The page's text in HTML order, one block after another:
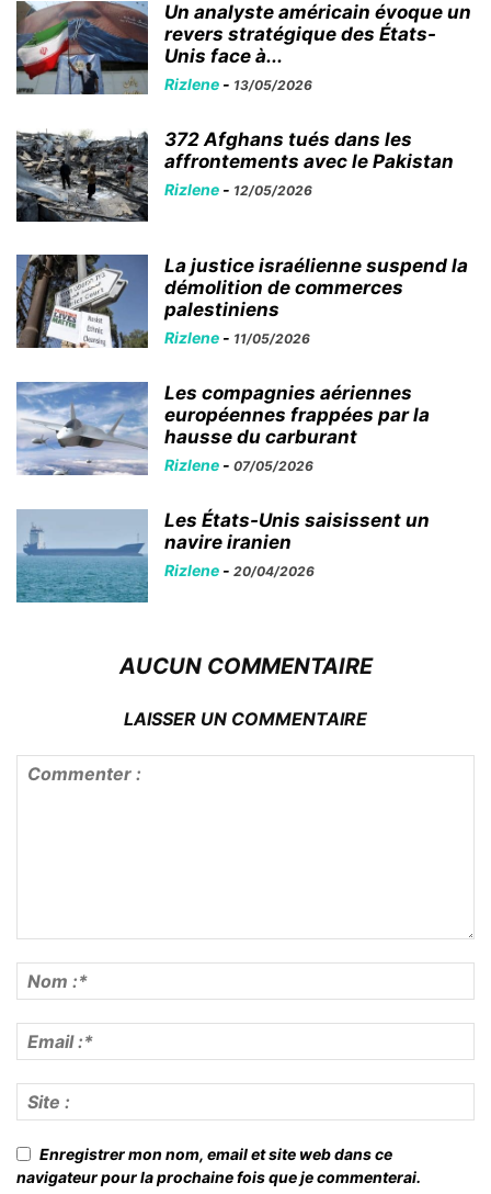
Un analyste américain évoque un
revers stratégique des États-
Unis face à...
Rizlene - 13/05/2026
372 Afghans tués dans les
affrontements avec le Pakistan
Rizlene - 12/05/2026
La justice israélienne suspend la
démolition de commerces
palestiniens
Rizlene - 11/05/2026
Les compagnies aériennes
européennes frappées par la
hausse du carburant
Rizlene - 07/05/2026
Les États-Unis saisissent un
navire iranien
Rizlene - 20/04/2026
AUCUN COMMENTAIRE
LAISSER UN COMMENTAIRE
Enregistrer mon nom, email et site web dans ce
navigateur pour la prochaine fois que je commenterai.